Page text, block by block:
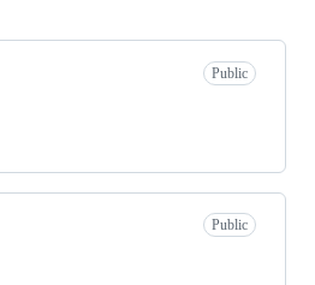
Public
Public